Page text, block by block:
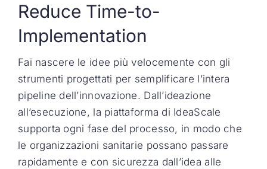
Reduce Time-to-
Implementation
Fai nascere le idee più velocemente con gli
strumenti progettati per semplificare l’intera
pipeline dell’innovazione. Dall’ideazione
all’esecuzione, la piattaforma di IdeaScale
supporta ogni fase del processo, in modo che
le organizzazioni sanitarie possano passare
rapidamente e con sicurezza dall’idea alle